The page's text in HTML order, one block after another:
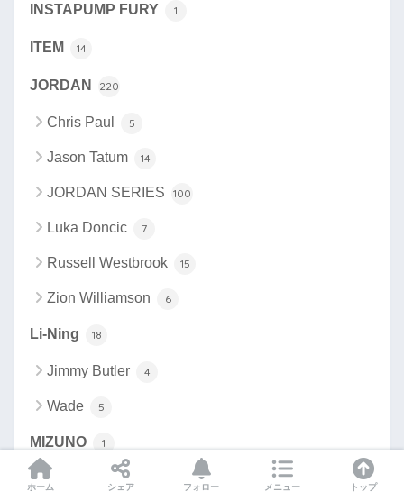
INSTAPUMP FURY 1
ITEM 14
JORDAN 220
Chris Paul 5
Jason Tatum 14
JORDAN SERIES 100
Luka Doncic 7
Russell Westbrook 15
Zion Williamson 6
Li-Ning 18
Jimmy Butler 4
Wade 5
MIZUNO 1
NBA
ホーム シェア フォロー メニュー トップ